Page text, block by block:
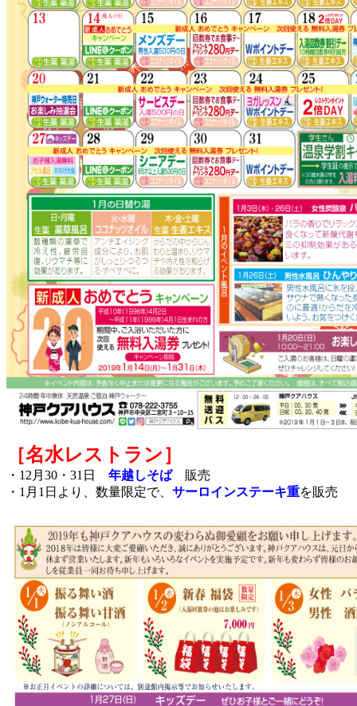
［名水レストラン］
・12月30・31日 年越しそば販売
・1月1日より、数量限定で、 サーロインステーキ重を販売